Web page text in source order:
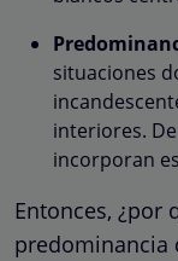
situaciones
interiores.
incorporan
Entonces, ¿por
predominancia